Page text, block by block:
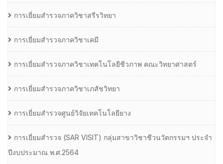
การเยี่ยมสำรวจภาควิชาสรีรวิทยา
การเยี่ยมสำรวจภาควิชาเคมี
การเยี่ยมสำรวจภาควิชาเทคโนโลยีชีวภาพ คณะวิทยาศาสตร์
การเยี่ยมสำรวจภาควิชาเภสัชวิทยา
การเยี่ยมสำรวจศูนย์วิจัยเทคโนโลยียาง
การเยี่ยมสํารวจ (SAR VISIT) กลุ่มสาขาวิชาชีวนวัตกรรมฯ ประจํา
ปีงบประมาณ พ.ศ.2564